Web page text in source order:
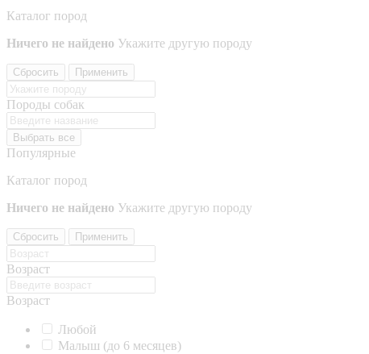
Каталог пород
Ничего не найдено Укажите другую породу
Сбросить Применить
Породы собак
Выбрать все
Популярные
Каталог пород
Ничего не найдено Укажите другую породу
Сбросить Применить
Возраст
Возраст
Любой
Малыш (до 6 месяцев)